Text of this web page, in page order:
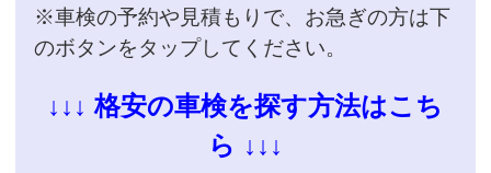
※車検の予約や見積もりで、お急ぎの方は下
のボタンをタップしてください。
↓↓↓ 格安の車検を探す方法はこち
ら ↓↓↓